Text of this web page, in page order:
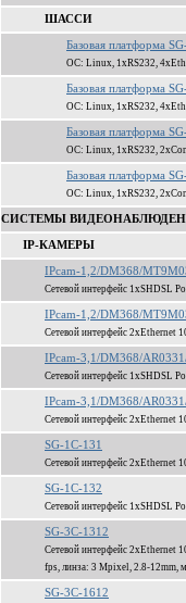
ШАССИ
Базовая платформа
ОС: Linux, 1xRS232,
Базовая платформа
ОС: Linux, 1xRS232,
Базовая платформа
ОС: Linux, 1xRS232,
Базовая платформа
ОС: Linux, 1xRS232,
СИСТЕМЫ
IP-КАМЕРЫ
IPcam-1,2/DM368/
Сетевой интерфейс 1xSHDSL
IPcam-1,2/DM368/
Сетевой интерфейс 2xEthernet
IPcam-3,1/DM368/
Сетевой интерфейс 1xSHDSL
IPcam-3,1/DM368/
Сетевой интерфейс 2xEthernet
SG-1C-131
Сетевой интерфейс 2xEthernet
SG-1C-132
Сетевой интерфейс 1xSHDSL
SG-3C-1312
Сетевой интерфейс 2xEthernet
fps, линза: 3 Mpixel, 2.8-12mm,
SG-3C-1612